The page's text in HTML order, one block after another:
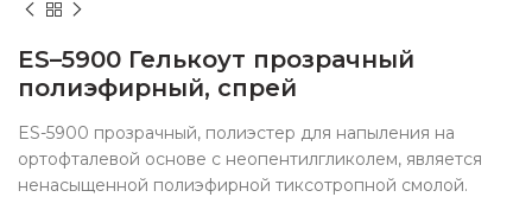
ES–5900 Гелькоут прозрачный
полиэфирный, спрей
ES-5900 прозрачный, полиэстер для напыления на
ортофталевой основе с неопентилгликолем, является
ненасыщенной полиэфирной тиксотропной смолой.